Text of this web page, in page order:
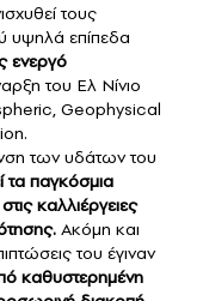
τους
υψηλά επίπεδα
ενεργό
του Ελ Νίνιο
Geophysical
των υδάτων του
τα παγκόσμια
καλλιέργειες
Ακόμη και
του έγιναν
καθυστερημένη